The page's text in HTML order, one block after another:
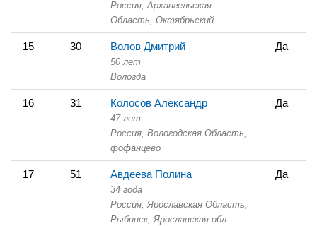
Россия, Архангельская
Область, Октябрьский
15 30 Волов Дмитрий
50 лет
Вологда
Да
16 31 Колосов Александр
47 лет
Россия, Вологодская Область,
фофанцево
Да
17 51 Авдеева Полина
34 года
Россия, Ярославская Область,
Рыбинск, Ярославская обл
Да